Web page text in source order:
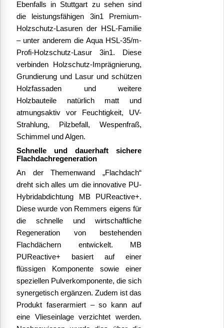
Ebenfalls in Stuttgart zu sehen sind
die leistungsfähigen 3in1 Premium-
Holzschutz-Lasuren der HSL-Familie
– unter anderem die Aqua HSL-35/m-
Profi-Holzschutz-Lasur 3in1. Diese
verbinden Holzschutz-Imprägnierung,
Grundierung und Lasur und schützen
Holzfassaden und weitere
Holzbauteile natürlich matt und
atmungsaktiv vor Feuchtigkeit, UV-
Strahlung, Pilzbefall, Wespenfraß,
Schimmel und Algen.
Schnelle und dauerhaft sichere
Flachdachregeneration
An der Themenwand „Flachdach“
dreht sich alles um die innovative PU-
Hybridabdichtung MB PUReactive+.
Diese wurde von Remmers eigens für
die schnelle und wirtschaftliche
Regeneration von bestehenden
Flachdächern entwickelt.
MB
PUReactive+ basiert auf einer
flüssigen Komponente sowie einer
speziellen Pulverkomponente, die sich
synergetisch ergänzen. Zudem ist das
Produkt faserarmiert – so kann auf
eine Vlieseinlage verzichtet werden.